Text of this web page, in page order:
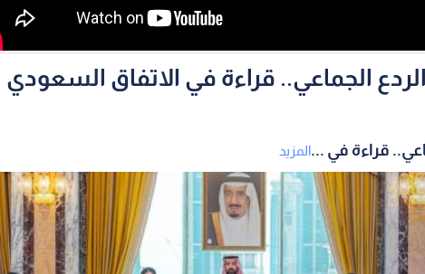
الجماعي.. قراءة في الاتفاق السعودي
قراءة في ...المزيد